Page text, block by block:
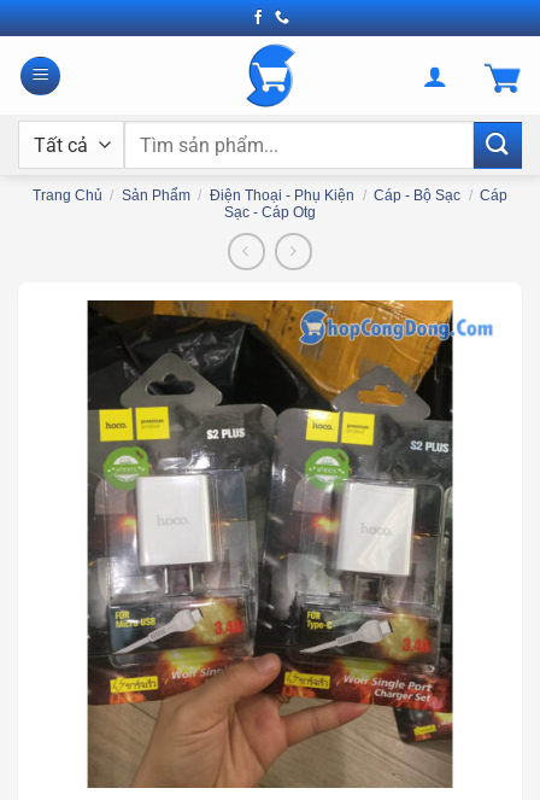
Bỏ
qua
nội
Tìm
Trang Chủ / Sản Phẩm / Điện Thoại - Phụ Kiện / Cáp - Bộ Sạc / Cáp
Sạc - Cáp Otg